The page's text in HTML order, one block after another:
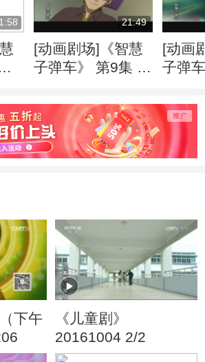
21:49
[动画剧场]《智慧
子弹车》 第9集 云
[动画
子弹
手》
下午
《儿童剧》
20161004 2/2